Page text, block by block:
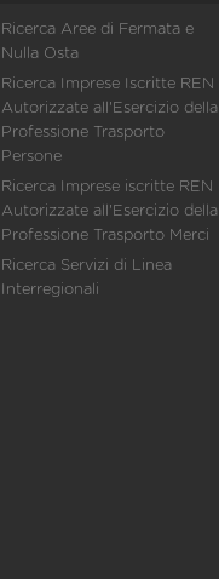
Ricerca Aree di Fermata e
Nulla Osta
Ricerca Imprese Iscritte REN
Autorizzate all'Esercizio della
Professione Trasporto
Persone
Ricerca Imprese iscritte REN
Autorizzate all'Esercizio della
Professione Trasporto Merci
Ricerca Servizi di Linea
Interregionali